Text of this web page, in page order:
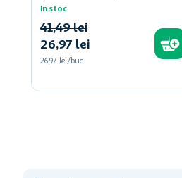
In stoc
26,97 lei
41,49 lei
26,97 lei/buc